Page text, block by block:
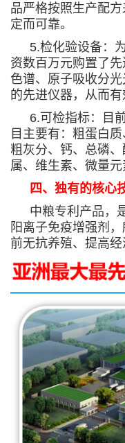
品严格按照生产配
定而可靠。
5.检化验设备：
资数百万元购置了
色谱、原子吸收分
的先进仪器，从而有
6.可检指标：目
目主要有：粗蛋白
粗灰分、钙、总磷
属、维生素、微量元
四、独有的核心
中粮专利产品，
阳离子免疫增强剂
前无抗养殖、提高经